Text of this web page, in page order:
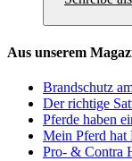
Aus unserem
Brandschutz
Der richtige
Pferde haben
Mein Pferd hat
Pro- & Contra